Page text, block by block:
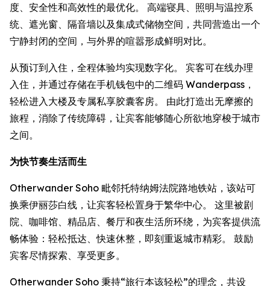
度、安全性和高效性的最优化。 高端寝具、照明与温控系
统、遮光窗、隔音墙以及集成式储物空间，共同营造出一个
宁静封闭的空间，与外界的喧嚣形成鲜明对比。
从预订到入住，全程体验均实现数字化。 宾客可在线办理
入住，并通过存储在手机钱包中的二维码 Wanderpass，
轻松进入大楼及专属私享胶囊客房。 由此打造出无摩擦的
旅程，消除了传统障碍，让宾客能够随心所欲地穿梭于城市
之间。
为快节奏生活而生
Otherwander Soho 毗邻托特纳姆法院路地铁站，该站可
换乘伊丽莎白线，让宾客轻松置身于繁华中心。 这里被剧
院、咖啡馆、精品店、餐厅和夜生活所环绕，为宾客提供流
畅体验：轻松抵达、快速休整，即刻重返城市精彩。 鼓励
宾客尽情探索、享受更多。
Otherwander Soho 秉持“旅行本该轻松”的理念，共设